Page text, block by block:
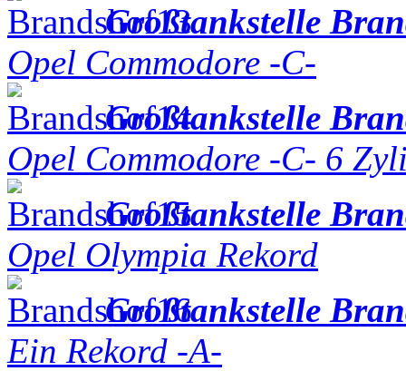
Großtankstelle
Opel Commodore -C-
Großtankstelle
Opel Commodore -C- 6
Großtankstelle
Opel Olympia Rekord
Großtankstelle
Ein Rekord -A-